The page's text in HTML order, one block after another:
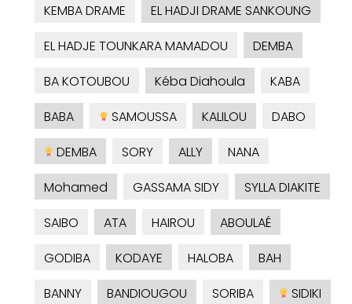
KEMBA DRAME
EL HADJI DRAME SANKOUNG
EL HADJE TOUNKARA MAMADOU
DEMBA
BA KOTOUBOU
Kéba Diahoula
KABA
BABA
SAMOUSSA KALILOU
DABO
DEMBA
SORY ALLY
NANA
Mohamed
GASSAMA SIDY
SYLLA DIAKITE
SAIBO
ATA HAIROU
ABOULAÉ
GODIBA
KODAYE HALOBA
BAH
BANNY
BANDIOUGOU SORIBA SIDIKI